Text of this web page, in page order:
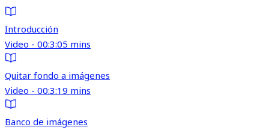
Introducción
Video - 00:3:05 mins
Quitar fondo a imágenes
Video - 00:3:19 mins
Banco de imágenes